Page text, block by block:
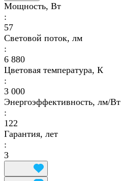
Мощность, Вт
:
57
Световой поток, лм
:
6 880
Цветовая температура, К
:
3 000
Энергоэффективность, лм/Вт
:
122
Гарантия, лет
:
3